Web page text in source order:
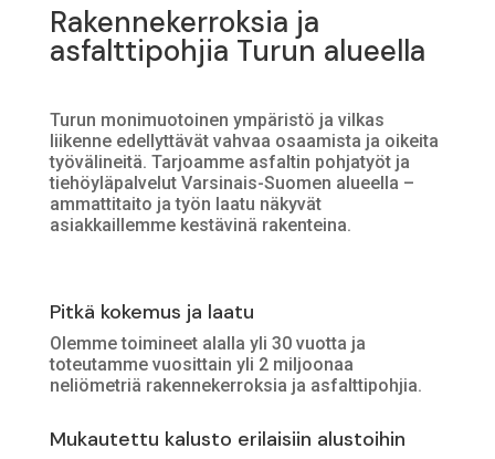
Rakennekerroksia ja
asfalttipohjia Turun alueella
Turun monimuotoinen ympäristö ja vilkas
liikenne edellyttävät vahvaa osaamista ja oikeita
työvälineitä. Tarjoamme asfaltin pohjatyöt ja
tiehöyläpalvelut Varsinais-Suomen alueella –
ammattitaito ja työn laatu näkyvät
asiakkaillemme kestävinä rakenteina.
Pitkä kokemus ja laatu
Olemme toimineet alalla yli 30 vuotta ja
toteutamme vuosittain yli 2 miljoonaa
neliömetriä rakennekerroksia ja asfalttipohjia.
Mukautettu kalusto erilaisiin alustoihin